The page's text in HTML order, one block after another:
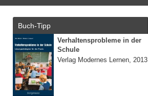
Buch-Tipp
Verhaltensprobleme in der
Schule
Verlag Modernes Lernen, 2013